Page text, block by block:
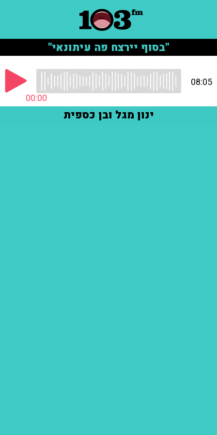
"בסוף יירצח פה עיתונאי"
00:00
08:05
ינון מגל ובן כספית